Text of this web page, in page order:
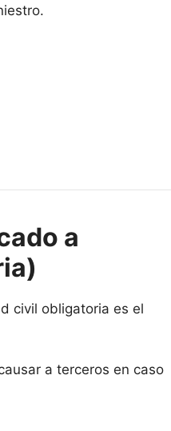
a
civil obligatoria es el
a terceros en caso